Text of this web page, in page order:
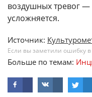
воздушных тревог
усложняется.
Источник:
Если вы заметили ошибку
Больше по темам: